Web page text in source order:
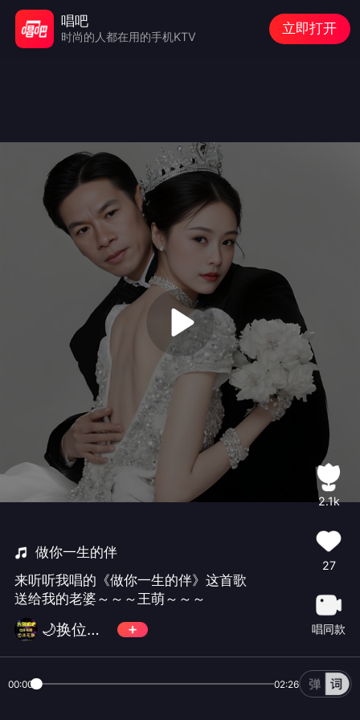
做你一生的伴
来听听我唱的《做你一生的伴》这首歌
送给我的老婆～～～王萌～～～
🌙换位思考✨️️
2.1k
27
唱同款
00:00 02:26
唱吧
时尚的人都在用的手机KTV
立即打开